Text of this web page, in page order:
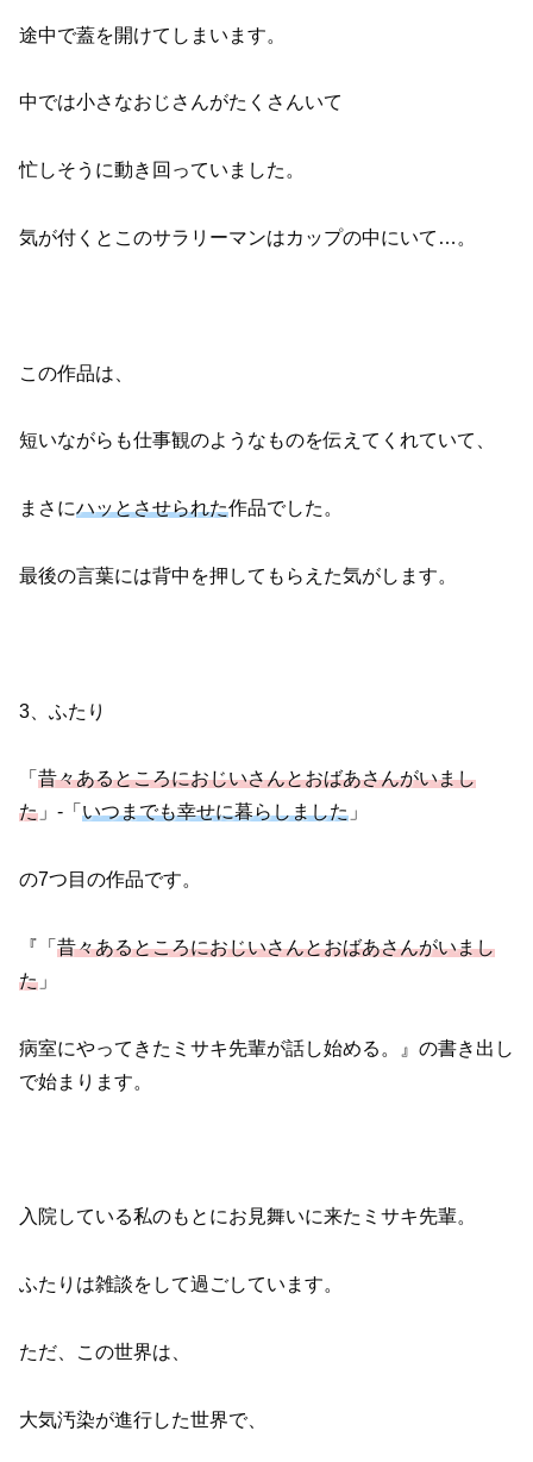
途中で蓋を開けてしまいます。
中では小さなおじさんがたくさんいて
忙しそうに動き回っていました。
気が付くとこのサラリーマンはカップの中にいて…。
この作品は、
短いながらも仕事観のようなものを伝えてくれていて、
まさにハッとさせられた作品でした。
最後の言葉には背中を押してもらえた気がします。
3、ふたり
「 昔々あるところにおじいさんとおばあさんがいまし
た 」-「 いつまでも幸せに暮らしました 」
の7つ目の作品です。
『「 昔々あるところにおじいさんとおばあさんがいまし
た 」
病室にやってきたミサキ先輩が話し始める。』の書き出し
で始まります。
入院している私のもとにお見舞いに来たミサキ先輩。
ふたりは雑談をして過ごしています。
ただ、この世界は、
大気汚染が進行した世界で、